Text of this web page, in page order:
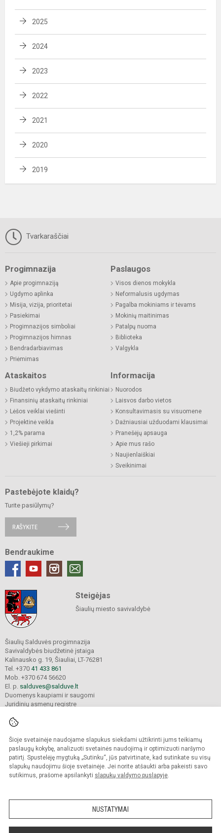
Šioje svetainėje naudojame slapukus siekdami užtikrinti jums teikiamų
paslaugų kokybę, analizuoti svetainės naudojimą ir optimizuoti naršymo
patirtį. Spustelėję mygtuką „Sutinku“, jūs patvirtinate, kad sutinkate su visų
slapukų naudojimu šioje svetainėje. Jei norite atšaukti arba pakeisti savo
sutikimus, prašome apsilankyti slapukų valdymo puslapyje.
NUSTATYMAI
2025
2024
2023
2022
2021
2020
2019
Tvarkaraščiai
Progimnazija
Apie progimnaziją
Ugdymo aplinka
Misija, vizija, prioritetai
Pasiekimai
Progimnazijos simboliai
Progimnazijos himnas
Bendradarbiavimas
Priėmimas
Paslaugos
Visos dienos mokykla
Neformalusis ugdymas
Pagalba mokiniams ir tėvams
Mokinių maitinimas
Patalpų nuoma
Biblioteka
Valgykla
Ataskaitos
Biudžeto vykdymo ataskaitų rinkiniai
Finansinių ataskaitų rinkiniai
Lėšos veiklai viešinti
Projektinė veikla
1,2% parama
Viešieji pirkimai
Informacija
Nuorodos
Laisvos darbo vietos
Konsultavimasis su visuomene
Dažniausiai užduodami klausimai
Pranešėjų apsauga
Apie mus rašo
Naujienlaiškiai
Sveikinimai
Pastebėjote klaidų?
Turite pasiūlymų?
RAŠYKITE
Bendraukime
Steigėjas
Šiaulių miesto savivaldybė
Šiaulių Salduvės progimnazija
Savivaldybės biudžetinė įstaiga
Kalinausko g. 19, Šiauliai, LT-76281
Tel. +370 41 433 861
Mob. +370 674 56620
El. p. salduves@salduve.lt
Duomenys kaupiami ir saugomi
Juridinių asmenų registre
© 2026. Šiaulių Salduvės progimnazija. Visos teisės saugomos.
Kopijuoti turinį be raštiško įstaigos administracijos sutikimo griežtai draudžiama.